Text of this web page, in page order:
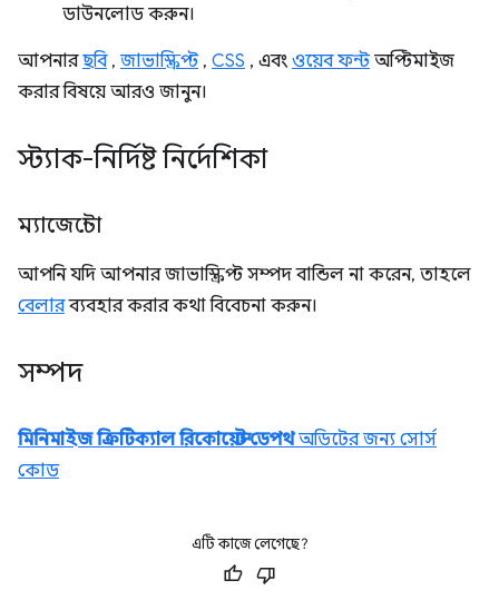
ডাউনলোড করুন।
আপনারছবি, জাভাস্ক্রিপ্ট, CSS , এবং ওয়েব ফন্টঅপ্টিমাইজ
করার বিষয়ে আরও জানুন।
স্ট্যাক-নির্দিষ্ট নির্দেশিকা
ম্যাজেন্টো
আপনি যদি আপনার জাভাস্ক্রিপ্ট সম্পদ বান্ডিল না করেন, তাহলে
বেলারব্যবহার করার কথা বিবেচনা করুন।
সম্পদ
মিনিমাইজ ক্রিটিক্যাল রিকোয়েস্ট ডেপথঅডিটের জন্য সোর্স
কোড
এটি কাজে লেগেছে?